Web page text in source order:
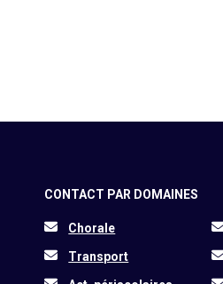
CONTACT PAR DOMAINES
Chorale
Transport